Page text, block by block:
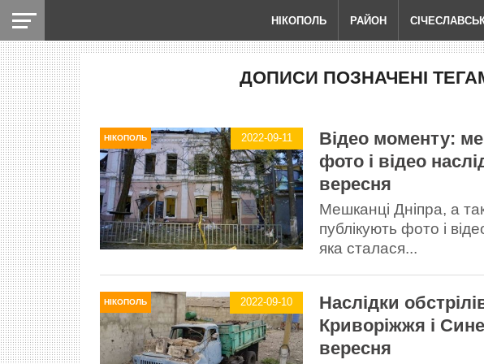
НІКОПОЛЬ РАЙОН
ДОПИСИ ПОЗНАЧЕНІ
НІКОПОЛЬ 2022-09-11
Відео моменту:
фото і відео
вересня
Мешканці Дніпра, а
публікують фото і
яка сталася...
НІКОПОЛЬ 2022-09-10
Наслідки
Криворіжжя і
вересня